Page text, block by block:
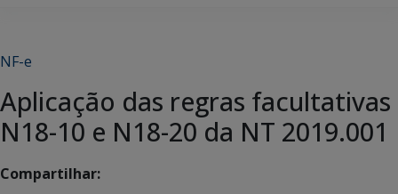
NF-e
Aplicação das regras facultativas
N18-10 e N18-20 da NT 2019.001
Compartilhar: